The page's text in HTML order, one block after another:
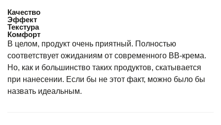
Качество
Эффект
Текстура
Комфорт
В целом, продукт очень приятный. Полностью
соответствует ожиданиям от современного BB-крема.
Но, как и большинство таких продуктов, скатывается
при нанесении. Если бы не этот факт, можно было бы
назвать идеальным.